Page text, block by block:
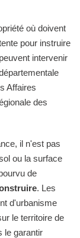
où doivent
pour instruire
intervenir
Affaires
des
il n'est pas
ou la surface
de
. Les
d'urbanisme
le territoire de
le garantir